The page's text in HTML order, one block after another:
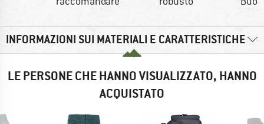
INFORMAZIONI SUI MATERIALI E CARATTERISTICHE
LE PERSONE CHE HANNO VISUALIZZATO, HANNO
ACQUISTATO